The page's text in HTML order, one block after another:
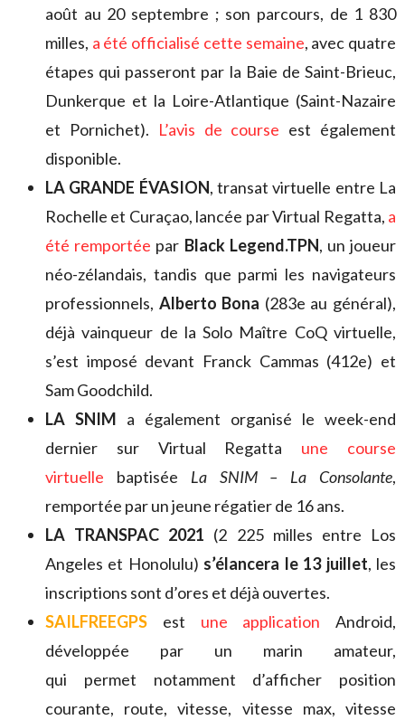
août au 20 septembre ; son parcours, de 1 830
milles, a été officialisé cette semaine, avec quatre
étapes qui passeront par la Baie de Saint-Brieuc,
Dunkerque et la Loire-Atlantique (Saint-Nazaire
et Pornichet). L’avis de course est également
disponible.
LA GRANDE ÉVASION, transat virtuelle entre La
Rochelle et Curaçao, lancée par Virtual Regatta, a
été remportée par Black Legend.TPN, un joueur
néo-zélandais, tandis que parmi les navigateurs
professionnels, Alberto Bona (283e au général),
déjà vainqueur de la Solo Maître CoQ virtuelle,
s’est imposé devant Franck Cammas (412e) et
Sam Goodchild.
LA SNIM a également organisé le week-end
dernier sur Virtual Regatta une course
virtuelle baptisée La SNIM – La Consolante,
remportée par un jeune régatier de 16 ans.
LA TRANSPAC 2021 (2 225 milles entre Los
Angeles et Honolulu) s’élancera le 13 juillet, les
inscriptions sont d’ores et déjà ouvertes.
SAILFREEGPS est une application Android,
développée par un marin amateur,
qui permet notamment d’afficher position
courante, route, vitesse, vitesse max, vitesse